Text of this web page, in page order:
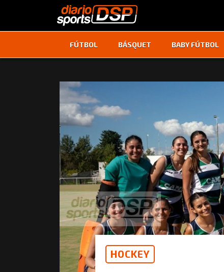
FÚTBOL BÁSQUET BABY FÚTBOL
HOCKEY